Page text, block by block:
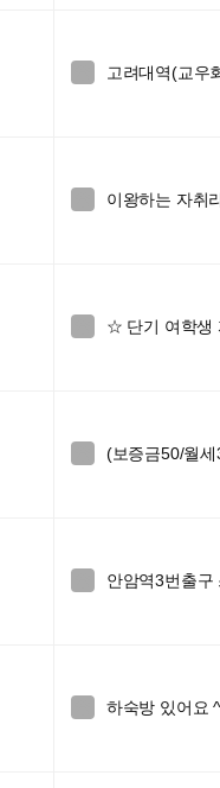
고려대역(교우
이왕하는 자취
☆ 단기 여학생
(보증금50/월
안암역3번출구
하숙방 있어요